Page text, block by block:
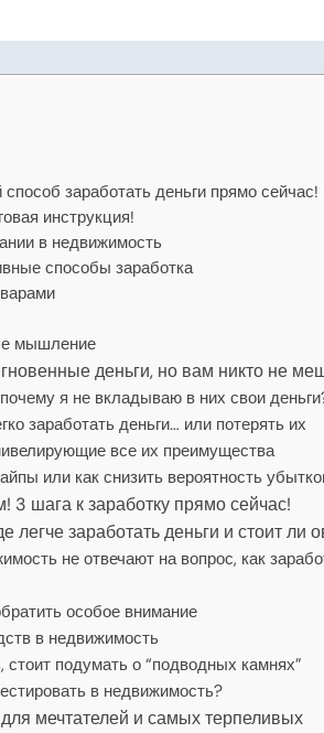
заработать деньги прямо
инструкция!
в недвижимость
способы заработка
мышление
деньги, но вам никто не
я не вкладываю в них свои
заработать деньги… или потерять их
все их преимущества
или как снизить вероятность
шага к заработку прямо сейчас!
легче заработать деньги и стоит ли
не отвечают на вопрос, как
особое внимание
в недвижимость
подумать о “подводных камнях”
в недвижимость?
мечтателей и самых терпеливых